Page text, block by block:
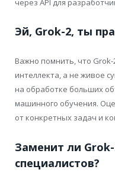
через API для
Эй, Grok-2, ты
Важно помнить, что Grok-
интеллекта, а не живое
на обработке больших
машинного обучения.
от конкретных задач и
Заменит ли
специалистов?